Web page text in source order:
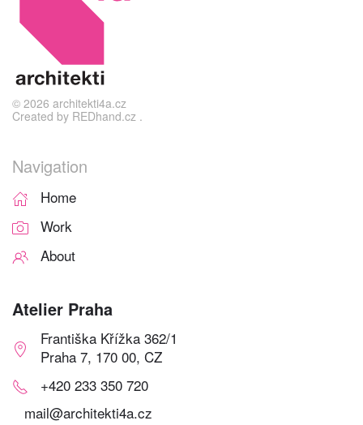
© 2026 architekti4a.cz
Created by REDhand.cz .
Navigation
Home
Work
About
Atelier Praha
Františka Křížka 362/1
Praha 7, 170 00, CZ
+420 233 350 720
mail@architekti4a.cz